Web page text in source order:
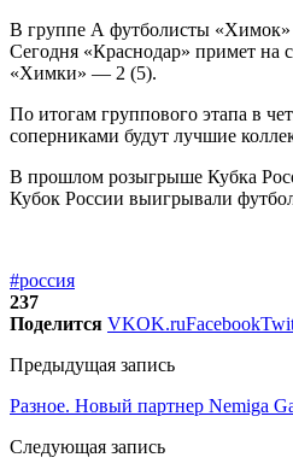
В группе А футболисты «Химок»
Сегодня «Краснодар» примет
«Химки» — 2 (5).
По итогам группового этапа в
соперниками будут лучшие
В прошлом розыгрыше Кубка
Кубок России выигрывали
#россия
237
Поделится VKOK.ruFacebook
Предыдущая запись
Разное. Новый партнер Nemiga
Следующая запись